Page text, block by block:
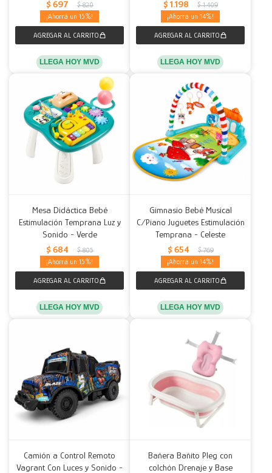
$ 697 $ 820
15
LLEGA HOY MVD
$ 1.198 $ 1.409
14
LLEGA HOY MVD
Mesa Didáctica Bebé
Estimulación Temprana Luz y
Sonido - Verde
$ 684 $ 805
15
LLEGA HOY MVD
Gimnasio Bebé Musical
C/Piano Juguetes Estimulación
Temprana - Celeste
$ 654 $ 769
14
LLEGA HOY MVD
Camión a Control Remoto
Vagrant Con Luces y Sonido -
Bañera Bañito Pleg con
colchón Drenaje y Base